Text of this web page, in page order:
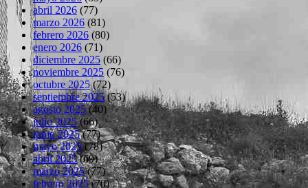
abril 2026 (77)
marzo 2026 (81)
febrero 2026 (80)
enero 2026 (71)
diciembre 2025 (66)
noviembre 2025 (76)
octubre 2025(72)
septiembre 2025(53)
agosto 2025(40)
julio 2025(66)
junio 2025(77)
mayo 2025(78)
abril 2025(69)
marzo 2025(77)
febrero 2025(70)